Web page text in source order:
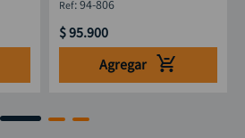
:94-806
$95.900
Agregar